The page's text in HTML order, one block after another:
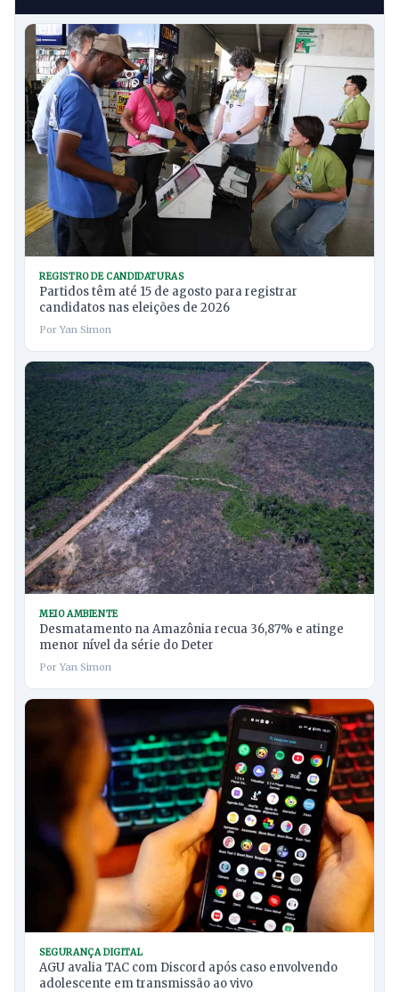
REGISTRO DE CANDIDATURAS
Partidos têm até 15 de agosto para registrar
candidatos nas eleições de 2026
Por Yan Simon
MEIO AMBIENTE
Desmatamento na Amazônia recua 36,87% e atinge
menor nível da série do Deter
Por Yan Simon
SEGURANÇA DIGITAL
AGU avalia TAC com Discord após caso envolvendo
adolescente em transmissão ao vivo